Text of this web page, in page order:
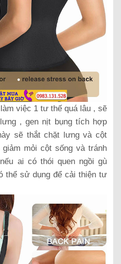
việc 1 tư thế quá lâu , sẽ
, gen nịt bụng tích hợp
sẽ thắt chặt lưng và cột
mỏi cột sống và tránh
ai có thói quen ngồi gù
thể sử dụng để cải thiện tư